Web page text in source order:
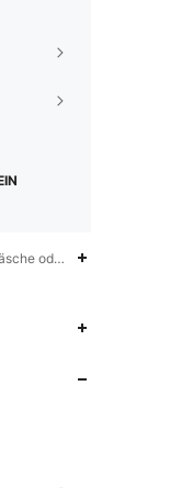
oder professionelle